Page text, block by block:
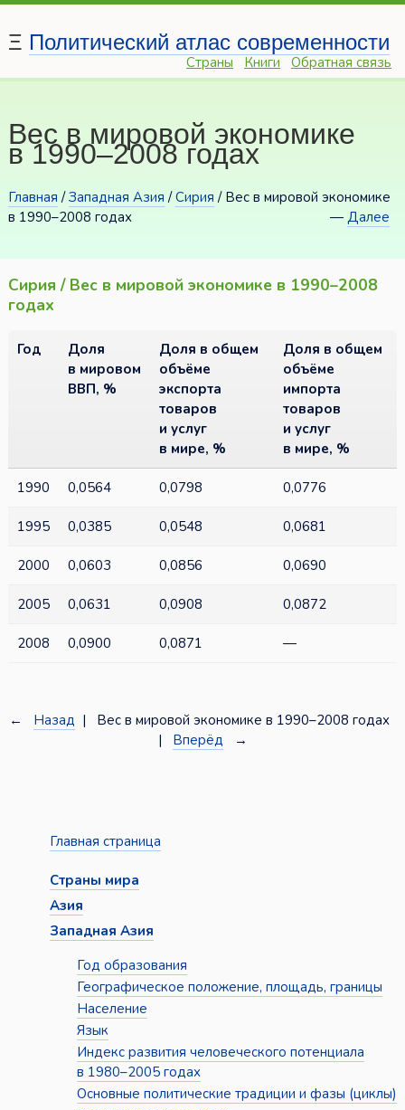
Ξ Политический атлас современности
Страны Книги Обратная связь
Вес в мировой экономике
в 1990–2008 годах
Главная /Западная Азия /Сирия / Вес в мировой экономике
в 1990–2008 годах
—Далее
Сирия / Вес в мировой экономике в 1990–2008
годах
Год
Доля
в мировом
ВВП, %
Доля в общем
объёме
экспорта
товаров
и услуг
в мире, %
Доля в общем
объёме
импорта
товаров
и услуг
в мире, %
1990 0,0564 0,0798 0,0776
1995 0,0385 0,0548 0,0681
2000 0,0603 0,0856 0,0690
2005 0,0631 0,0908 0,0872
2008 0,0900 0,0871 —
← Назад | Вес в мировой экономике в 1990–2008 годах
| Вперёд →
Главная страница
Страны мира
Азия
Западная Азия
Год образования
Географическое положение, площадь, границы
Население
Язык
Индекс развития человеческого потенциала
в 1980–2005 годах
Основные политические традиции и фазы (циклы)